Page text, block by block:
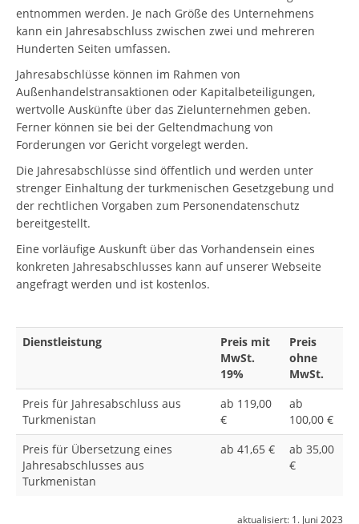
entnommen werden. Je nach Größe des Unternehmens
kann ein Jahresabschluss zwischen zwei und mehreren
Hunderten Seiten umfassen.
Jahresabschlüsse können im Rahmen von
Außenhandelstransaktionen oder Kapitalbeteiligungen,
wertvolle Auskünfte über das Zielunternehmen geben.
Ferner können sie bei der Geltendmachung von
Forderungen vor Gericht vorgelegt werden.
Die Jahresabschlüsse sind öffentlich und werden unter
strenger Einhaltung der turkmenischen Gesetzgebung und
der rechtlichen Vorgaben zum Personendatenschutz
bereitgestellt.
Eine vorläufige Auskunft über das Vorhandensein eines
konkreten Jahresabschlusses kann auf unserer Webseite
angefragt werden und ist kostenlos.
Dienstleistung
Preis mit
MwSt.
19%
Preis
ohne
MwSt.
Preis für Jahresabschluss aus
Turkmenistan
ab 119,00
€
ab
100,00 €
Preis für Übersetzung eines
Jahresabschlusses aus
Turkmenistan
ab 41,65 €
ab 35,00
€
aktualisiert: 1. Juni 2023